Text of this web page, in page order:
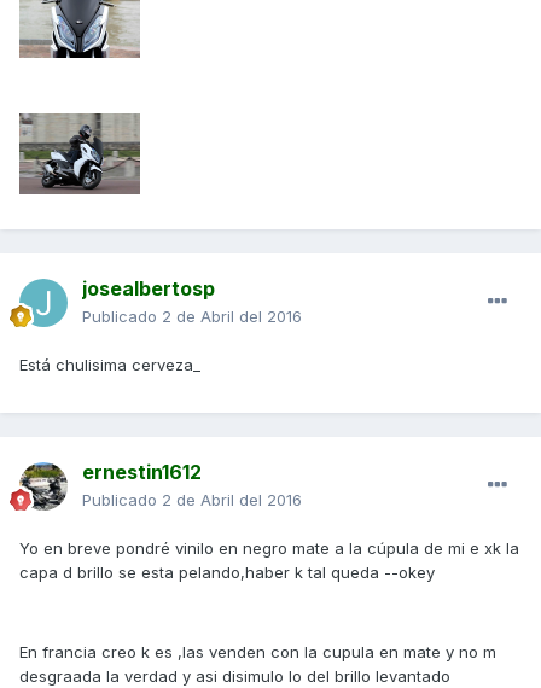
josealbertosp
Publicado 2 de Abril del 2016
Está chulisima cerveza_
ernestin1612
Publicado 2 de Abril del 2016
Yo en breve pondré vinilo en negro mate a la cúpula de mi e xk la
capa d brillo se esta pelando,haber k tal queda --okey
En francia creo k es ,las venden con la cupula en mate y no m
desgraada la verdad y asi disimulo lo del brillo levantado